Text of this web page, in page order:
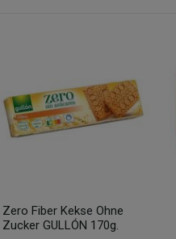
Zero Fiber Kekse Ohne
Zucker GULLÓN 170g.